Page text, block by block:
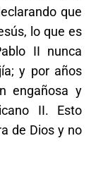
que
lo que es
II nunca
y por años
engañosa y
II. Esto
de Dios y no